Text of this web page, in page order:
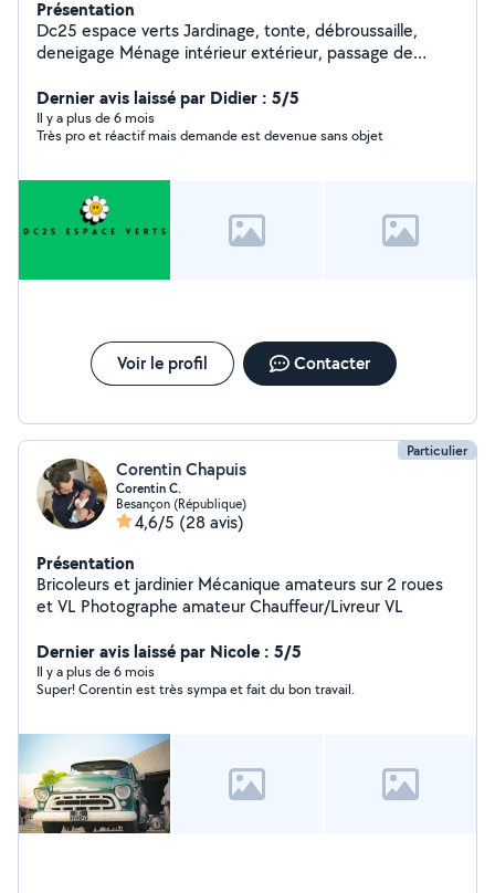
Présentation
Dc25 espace verts Jardinage, tonte, débroussaille,
deneigage Ménage intérieur extérieur, passage de
Dernier avis laissé par Didier : 5/5
Il y a plus de 6 mois
Très pro et réactif mais demande est devenue sans objet
Voir le profil Contacter
Particulier
Corentin Chapuis
Corentin C.
Besançon (République)
4,6/5 (28 avis)
Présentation
Bricoleurs et jardinier Mécanique amateurs sur 2 roues
et VL Photographe amateur Chauffeur/Livreur VL
Dernier avis laissé par Nicole : 5/5
Il y a plus de 6 mois
Super! Corentin est très sympa et fait du bon travail.